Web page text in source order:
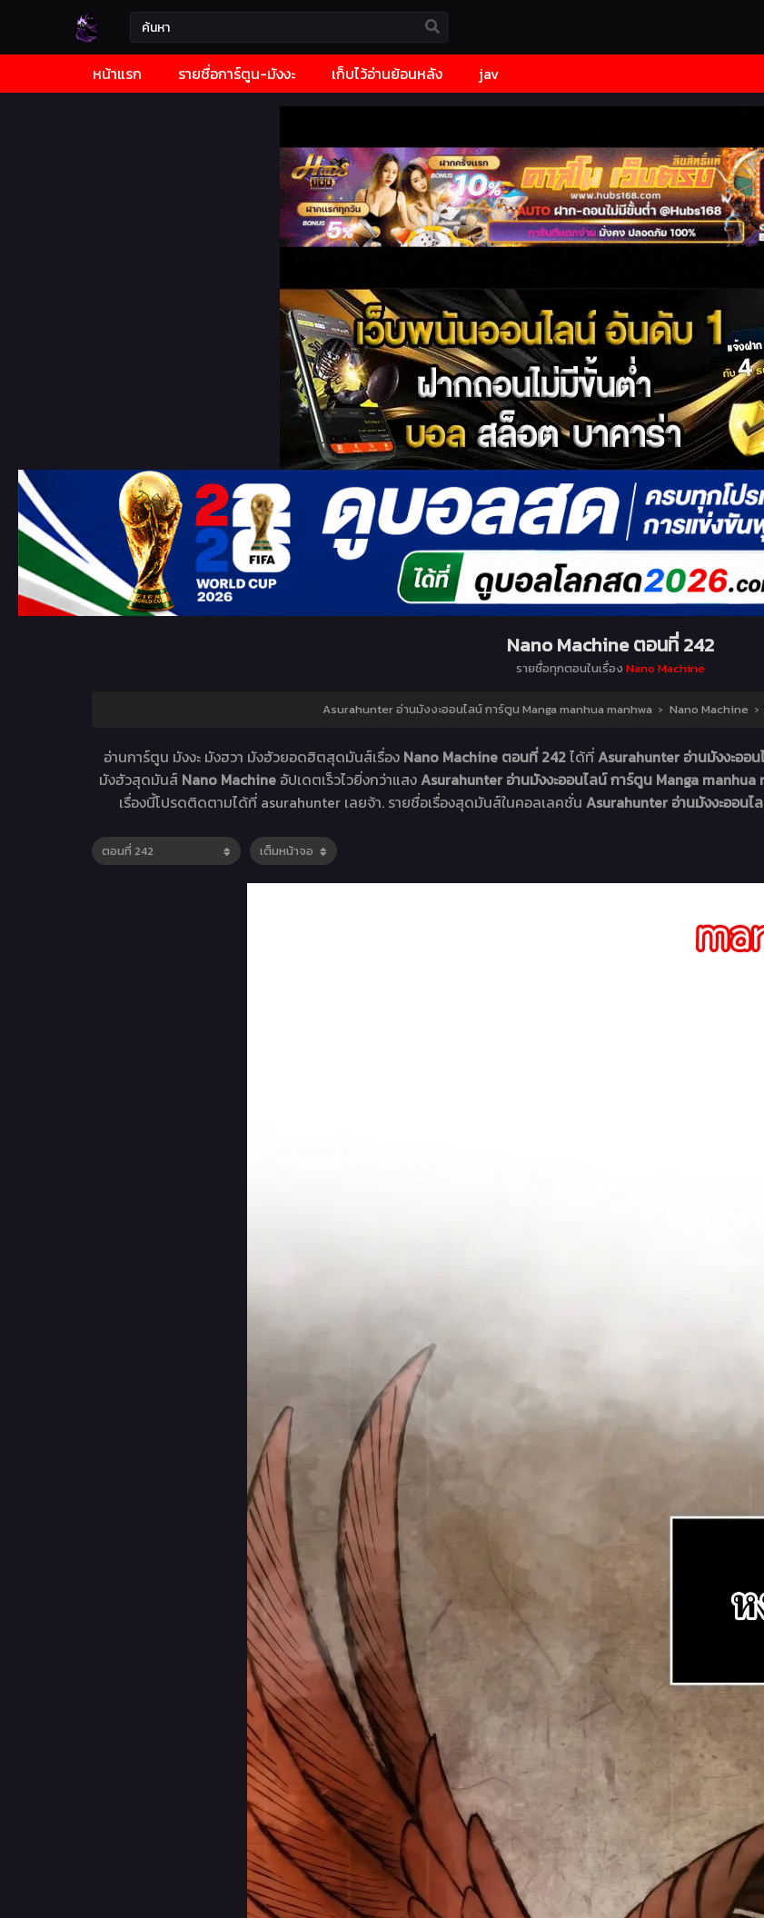
หน้าแรก รายชื่อการ์ตูน-มังงะ เก็บไว้อ่านย้อนหลัง jav
Nano Machine ตอนที่ 242
รายชื่อทุกตอนในเรื่อง Nano Machine
Asurahunter อ่านมังงะออนไลน์ การ์ตูน Manga manhua manhwa › Nano Machine ›
อ่านการ์ตูน มังงะ มังฮวา มังฮัวยอดฮิตสุดมันส์เรื่อง Nano Machine ตอนที่ 242ได้ที่Asurahunter อ่านมังงะออ
มังฮัวสุดมันส์ Nano Machine อัปเดตเร็วไวยิ่งกว่าแสงAsurahunter อ่านมังงะออนไลน์ การ์ตูน Manga manhua
เรื่องนี้โปรดติดตามได้ที่ asurahunter เลยจ้า. รายชื่อเรื่องสุดมันส์ในคอลเลคชั่น Asurahunter อ่านมังงะออน